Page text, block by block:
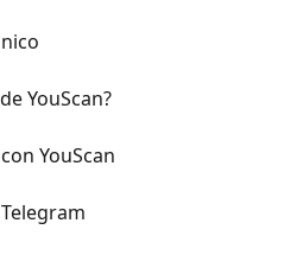
YouScan?
YouScan